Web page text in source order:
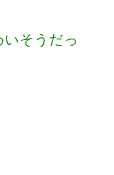
そうだっ